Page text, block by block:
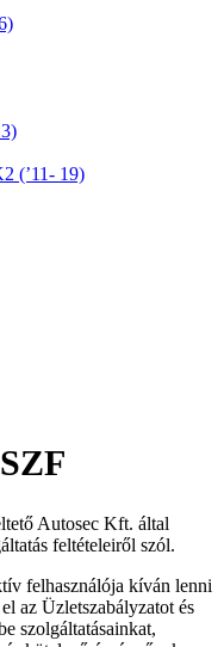
(’11- 19)
Autosec Kft. által
feltételeiről szól.
felhasználója kíván lenni
az Üzletszabályzatot és
szolgáltatásainkat,